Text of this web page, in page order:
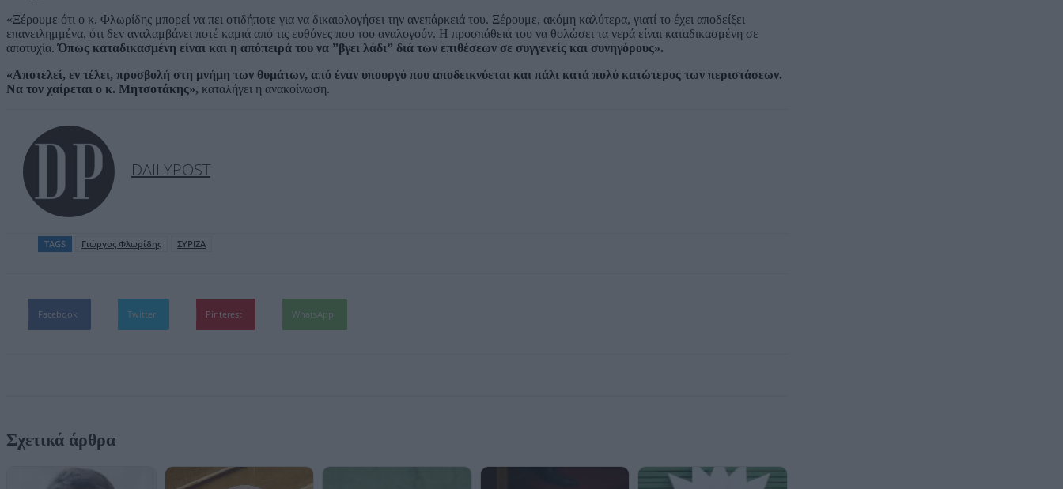
«Ξέρουμε ότι ο κ. Φλωρίδης μπορεί να πει οτιδήποτε για να δικαιολογήσει την ανεπάρκειά του. Ξέρουμε, ακόμη καλύτερα, γιατί το έχει αποδείξει
επανειλημμένα, ότι δεν αναλαμβάνει ποτέ καμιά από τις ευθύνες που του αναλογούν. Η προσπάθειά του να θολώσει τα νερά είναι καταδικασμένη σε
αποτυχία. Όπως καταδικασμένη είναι και η απόπειρά του να ”βγει λάδι” διά των επιθέσεων σε συγγενείς και συνηγόρους».
«Αποτελεί, εν τέλει, προσβολή στη μνήμη των θυμάτων, από έναν υπουργό που αποδεικνύεται και πάλι κατά πολύ κατώτερος των περιστάσεων.
Να τον χαίρεται ο κ. Μητσοτάκης», καταλήγει η ανακοίνωση.
DAILYPOST
TAGS Γιώργος Φλωρίδης ΣΥΡΙΖΑ
Facebook Twitter Pinterest WhatsApp
Σχετικά άρθρα